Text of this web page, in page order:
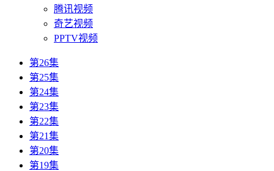
腾讯视频
奇艺视频
PPTV视频
第26集
第25集
第24集
第23集
第22集
第21集
第20集
第19集